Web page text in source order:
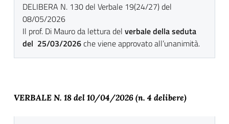
DELIBERA N. 130 del Verbale 19(24/27) del
08/05/2026
Il prof. Di Mauro da lettura del verbale della seduta
del 25/03/2026che viene approvato all’unanimità.
VERBALE N. 18 del 10/04/2026 (n. 4 delibere)